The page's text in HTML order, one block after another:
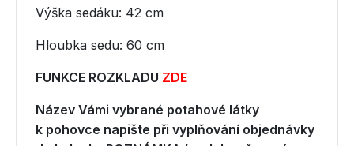
Výška sedáku: 42 cm
Hloubka sedu: 60 cm
FUNKCE ROZKLADU ZDE
Název Vámi vybrané potahové látky
k pohovce napište při vyplňování objednávky